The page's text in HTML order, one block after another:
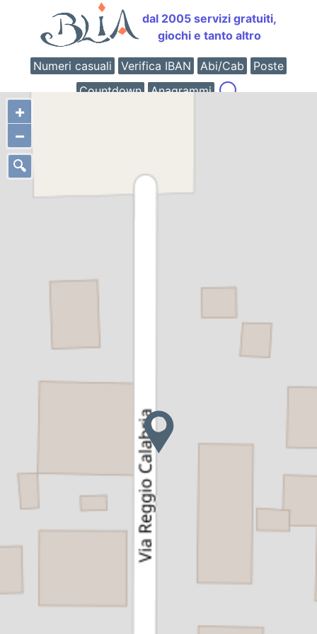
dal 2005 servizi gratuiti,
giochi e tanto altro
Numeri casuali Verifica IBAN Abi/Cab
Poste
Countdown
Anagrammi
+
−